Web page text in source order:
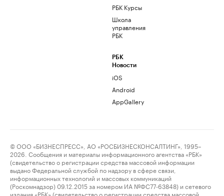
РБК Курсы
Школа
управления
РБК
РБК
Новости
iOS
Android
AppGallery
© ООО «БИЗНЕСПРЕСС», АО «РОСБИЗНЕСКОНСАЛТИНГ», 1995–
2026. Сообщения и материалы информационного агентства «РБК»
(свидетельство о регистрации средства массовой информации
выдано Федеральной службой по надзору в сфере связи,
информационных технологий и массовых коммуникаций
(Роскомнадзор) 09.12.2015 за номером ИА №ФС77-63848) и сетевого
издания «РБК» (свидетельство о регистрации средства массовой